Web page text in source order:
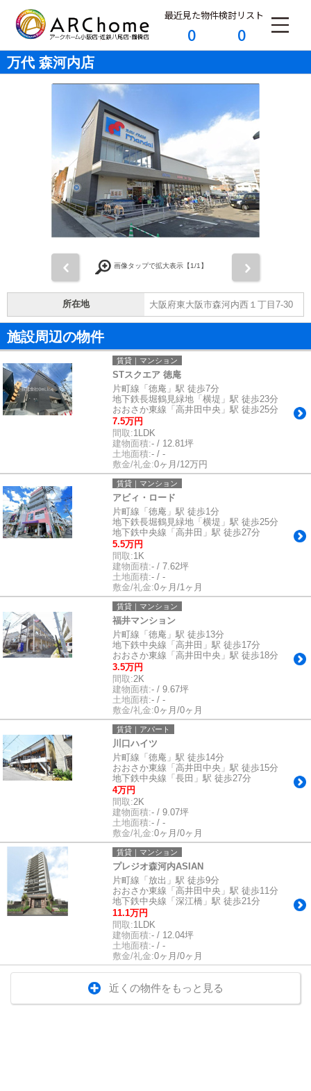
最近見た物件
0
検討リスト
0
万代 森河内店
画像タップで拡大表示【1/1】
所在地 大阪府東大阪市森河内西１丁目7-30
施設周辺の物件
賃貸｜マンション
STスクエア 徳庵
片町線「徳庵」駅 徒歩7分
地下鉄長堀鶴見緑地「横堤」駅 徒歩23分
おおさか東線「高井田中央」駅 徒歩25分
7.5万円
間取:1LDK
建物面積:- / 12.81坪
土地面積:- / -
敷金/礼金:0ヶ月/12万円
賃貸｜マンション
アビィ・ロード
片町線「徳庵」駅 徒歩1分
地下鉄長堀鶴見緑地「横堤」駅 徒歩25分
地下鉄中央線「高井田」駅 徒歩27分
5.5万円
間取:1K
建物面積:- / 7.62坪
土地面積:- / -
敷金/礼金:0ヶ月/1ヶ月
賃貸｜マンション
福井マンション
片町線「徳庵」駅 徒歩13分
地下鉄中央線「高井田」駅 徒歩17分
おおさか東線「高井田中央」駅 徒歩18分
3.5万円
間取:2K
建物面積:- / 9.67坪
土地面積:- / -
敷金/礼金:0ヶ月/0ヶ月
賃貸｜アパート
川口ハイツ
片町線「徳庵」駅 徒歩14分
おおさか東線「高井田中央」駅 徒歩15分
地下鉄中央線「長田」駅 徒歩27分
4万円
間取:2K
建物面積:- / 9.07坪
土地面積:- / -
敷金/礼金:0ヶ月/0ヶ月
賃貸｜マンション
プレジオ森河内ASIAN
片町線「放出」駅 徒歩9分
おおさか東線「高井田中央」駅 徒歩11分
地下鉄中央線「深江橋」駅 徒歩21分
11.1万円
間取:1LDK
建物面積:- / 12.04坪
土地面積:- / -
敷金/礼金:0ヶ月/0ヶ月
近くの物件をもっと見る